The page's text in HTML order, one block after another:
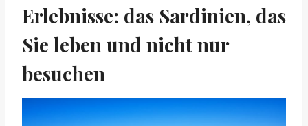
Erlebnisse: das Sardinien, das
Sie leben und nicht nur
besuchen